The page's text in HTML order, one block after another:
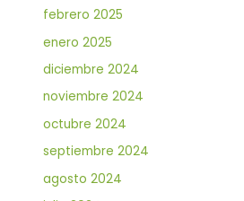
febrero 2025
enero 2025
diciembre 2024
noviembre 2024
octubre 2024
septiembre 2024
agosto 2024